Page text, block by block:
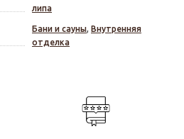
липа
Бани и сауны, Внутренняя
отделка